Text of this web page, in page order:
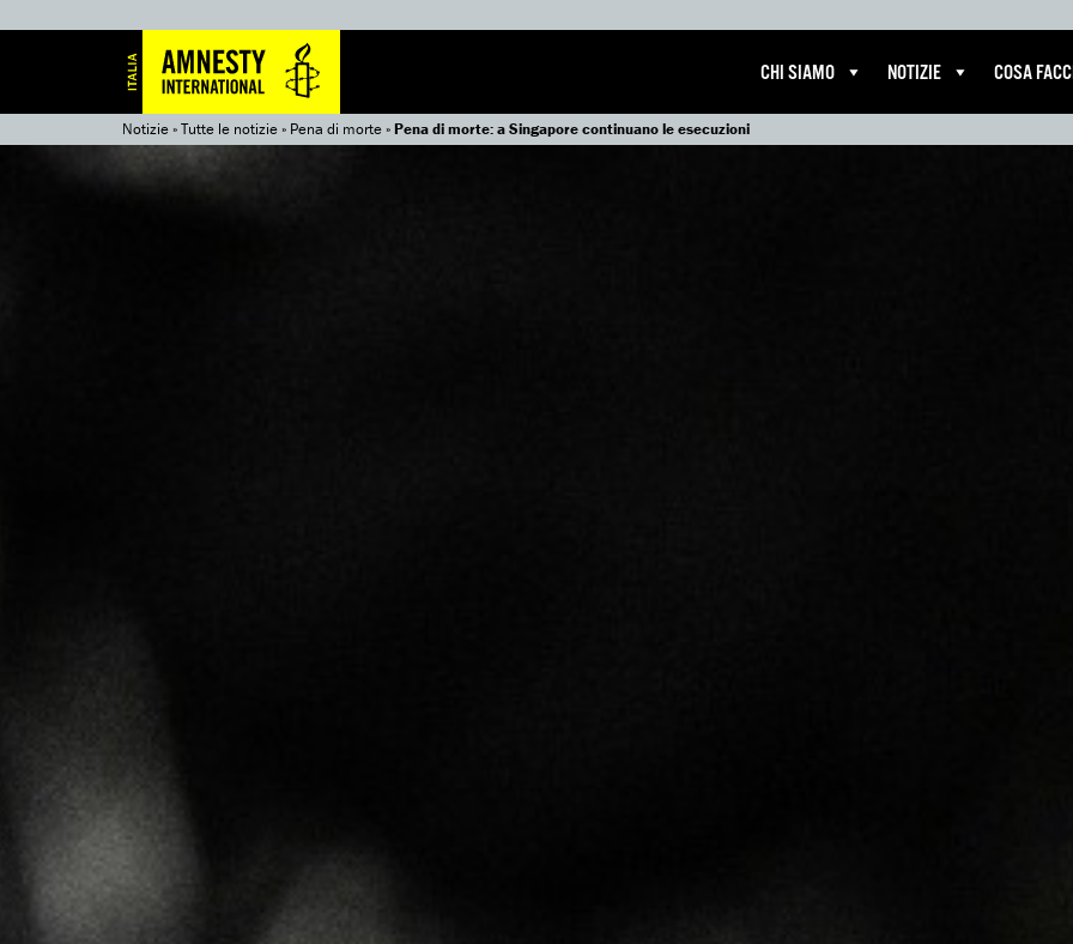
CHI SIAMO NOTIZIE COSA
Notizie»Tutte le notizie» Pena di morte»Pena di morte: a Singapore continuano le esecuzioni